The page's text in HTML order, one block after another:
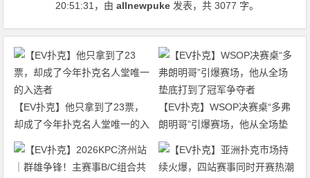
20:51:31 ，由allnewpuke 发表，共 3077 字。
【EV扑克】他只拿到了23票，
却成了今年扑克名人堂唯一的入
选者
【EV扑克】WSOP决赛桌“多弗
朗明哥”引爆赛场，他从全场垫
底打到了冠军争夺者